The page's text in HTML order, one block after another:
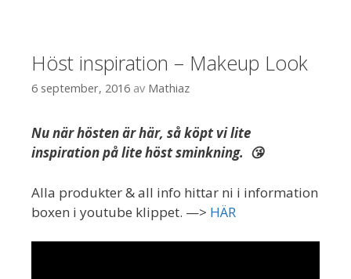
Höst inspiration – Makeup Look
6 september, 2016 av Mathiaz
Nu när hösten är här, så köpt vi lite
inspiration på lite höst sminkning. 😘
Alla produkter & all info hittar ni i information
boxen i youtube klippet. —> HÄR